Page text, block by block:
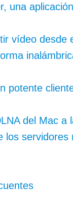
una
vídeo desde
potente
del Mac a
los servidores